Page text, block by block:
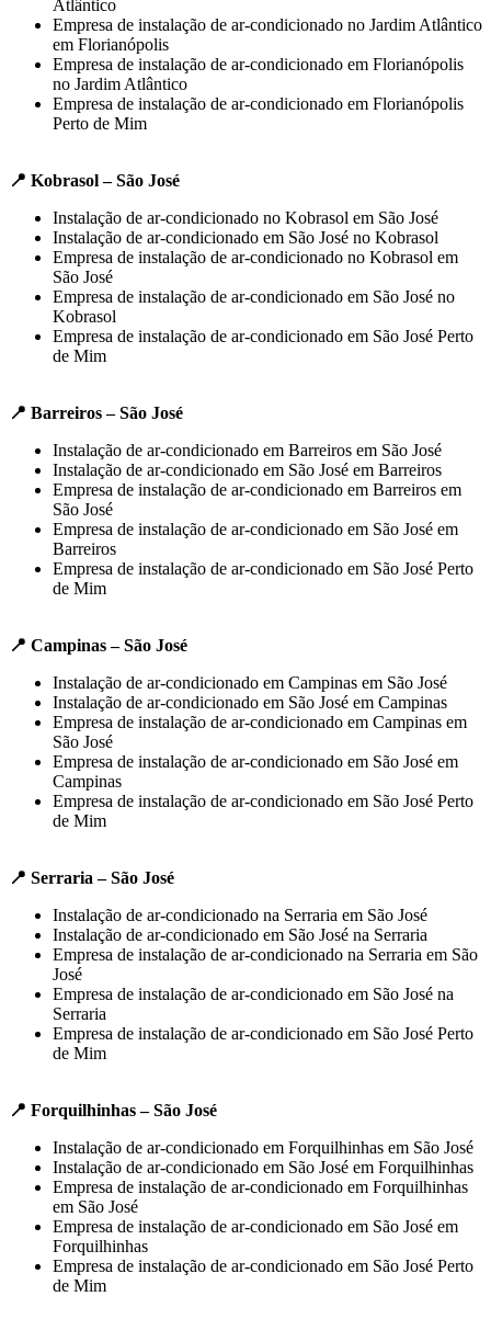
Atlântico
Empresa de instalação de ar-condicionado no Jardim Atlântico
em Florianópolis
Empresa de instalação de ar-condicionado em Florianópolis
no Jardim Atlântico
Empresa de instalação de ar-condicionado em Florianópolis
Perto de Mim
📍 Kobrasol – São José
Instalação de ar-condicionado no Kobrasol em São José
Instalação de ar-condicionado em São José no Kobrasol
Empresa de instalação de ar-condicionado no Kobrasol em
São José
Empresa de instalação de ar-condicionado em São José no
Kobrasol
Empresa de instalação de ar-condicionado em São José Perto
de Mim
📍 Barreiros – São José
Instalação de ar-condicionado em Barreiros em São José
Instalação de ar-condicionado em São José em Barreiros
Empresa de instalação de ar-condicionado em Barreiros em
São José
Empresa de instalação de ar-condicionado em São José em
Barreiros
Empresa de instalação de ar-condicionado em São José Perto
de Mim
📍 Campinas – São José
Instalação de ar-condicionado em Campinas em São José
Instalação de ar-condicionado em São José em Campinas
Empresa de instalação de ar-condicionado em Campinas em
São José
Empresa de instalação de ar-condicionado em São José em
Campinas
Empresa de instalação de ar-condicionado em São José Perto
de Mim
📍 Serraria – São José
Instalação de ar-condicionado na Serraria em São José
Instalação de ar-condicionado em São José na Serraria
Empresa de instalação de ar-condicionado na Serraria em São
José
Empresa de instalação de ar-condicionado em São José na
Serraria
Empresa de instalação de ar-condicionado em São José Perto
de Mim
📍 Forquilhinhas – São José
Instalação de ar-condicionado em Forquilhinhas em São José
Instalação de ar-condicionado em São José em Forquilhinhas
Empresa de instalação de ar-condicionado em Forquilhinhas
em São José
Empresa de instalação de ar-condicionado em São José em
Forquilhinhas
Empresa de instalação de ar-condicionado em São José Perto
de Mim